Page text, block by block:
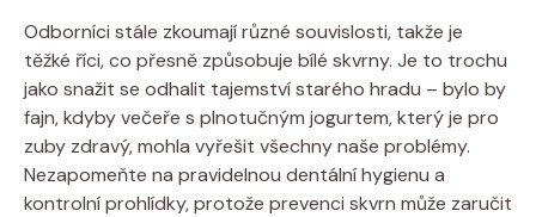
Odborníci stále zkoumají různé souvislosti, takže je
těžké říci, co přesně způsobuje bílé skvrny. Je to trochu
jako snažit se odhalit tajemství starého hradu – bylo by
fajn, kdyby večeře s plnotučným jogurtem, který je pro
zuby zdravý, mohla vyřešit všechny naše problémy.
Nezapomeňte na pravidelnou dentální hygienu a
kontrolní prohlídky, protože prevenci skvrn může zaručit